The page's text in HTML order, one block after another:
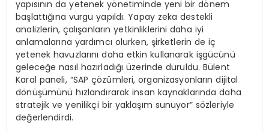
yapısının da yetenek yönetiminde yeni bir dönem
başlattığına vurgu yapıldı. Yapay zeka destekli
analizlerin, çalışanların yetkinliklerini daha iyi
anlamalarına yardımcı olurken, şirketlerin de iç
yetenek havuzlarını daha etkin kullanarak işgücünü
geleceğe nasıl hazırladığı üzerinde duruldu. Bülent
Karal paneli, “SAP çözümleri, organizasyonların dijital
dönüşümünü hızlandırarak insan kaynaklarında daha
stratejik ve yenilikçi bir yaklaşım sunuyor” sözleriyle
değerlendirdi.